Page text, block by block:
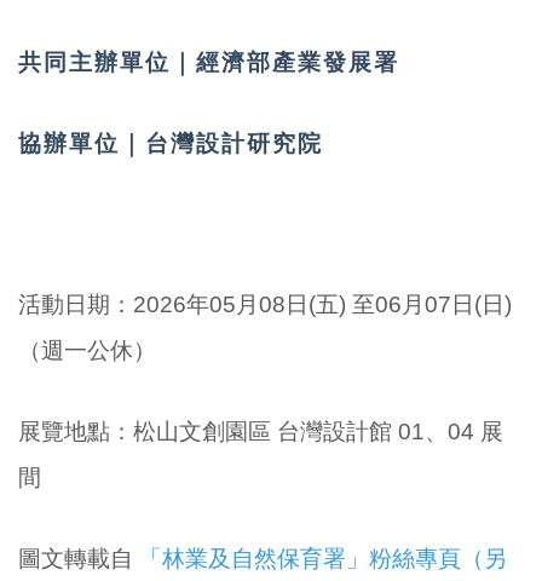
共同主辦單位 經濟部產業發展署
協辦單位 台灣設計研究院
活動日期： 2026年05月08日(五) 至06月07日(日)
（週一公休）
展覽地點：松山文創園區 台灣設計館 01、04 展
間
圖文轉載自
「林業及自然保育署」粉絲專頁（另